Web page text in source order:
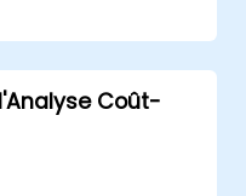
Ils
projet fictif en
Coût-